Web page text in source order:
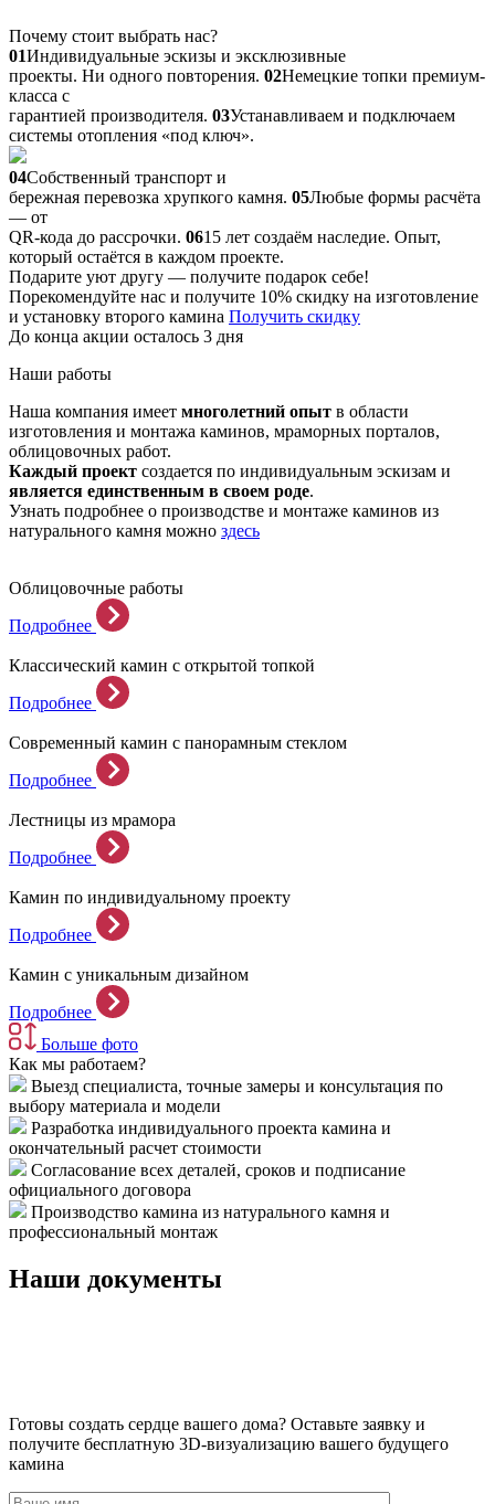
Почему стоит выбрать нас?
01Индивидуальные эскизы и эксклюзивные
проекты. Ни одного повторения. 02Немецкие топки премиум-
класса с
гарантией производителя. 03Устанавливаем и подключаем
системы отопления «под ключ».
04Собственный транспорт и
бережная перевозка хрупкого камня. 05Любые формы расчёта
— от
QR-кода до рассрочки. 0615 лет создаём наследие. Опыт,
который остаётся в каждом проекте.
Подарите уют другу — получите подарок себе!
Порекомендуйте нас и получите 10% скидку на изготовление
и установку второго камина Получить скидку
До конца акции осталось 3 дня
Наши работы
Наша компания имеет многолетний опыт в области
изготовления и монтажа каминов, мраморных порталов,
облицовочных работ.
Каждый проект создается по индивидуальным эскизам и
является единственным в своем роде.
Узнать подробнее о производстве и монтаже каминов из
натурального камня можно здесь
Облицовочные работы
Подробнее
Классический камин с открытой топкой
Подробнее
Современный камин с панорамным стеклом
Подробнее
Лестницы из мрамора
Подробнее
Камин по индивидуальному проекту
Подробнее
Камин с уникальным дизайном
Подробнее
Больше фото
Как мы работаем?
Выезд специалиста, точные замеры и консультация по
выбору материала и модели
Разработка индивидуального проекта камина и
окончательный расчет стоимости
Согласование всех деталей, сроков и подписание
официального договора
Производство камина из натурального камня и
профессиональный монтаж
Наши документы
Готовы создать сердце вашего дома? Оставьте заявку и
получите бесплатную 3D-визуализацию вашего будущего
камина